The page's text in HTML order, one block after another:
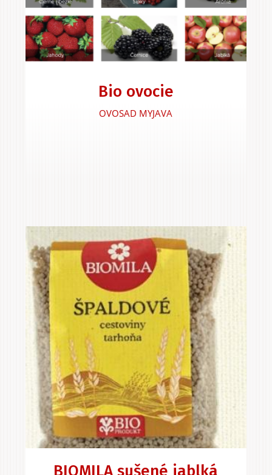
Bio ovocie
OVOSAD MYJAVA
BIOMILA sušené jablká